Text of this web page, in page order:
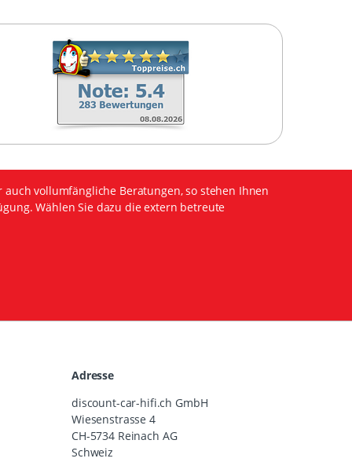
vollumfängliche Beratungen, so stehen Ihnen
Wählen Sie dazu die extern betreute
Adresse
discount-car-hifi.ch GmbH
Wiesenstrasse 4
CH-5734 Reinach AG
Schweiz